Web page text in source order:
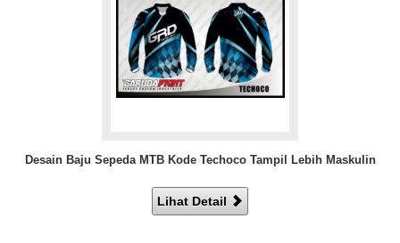
Desain Baju Sepeda MTB Kode Techoco Tampil Lebih Maskulin
Lihat Detail